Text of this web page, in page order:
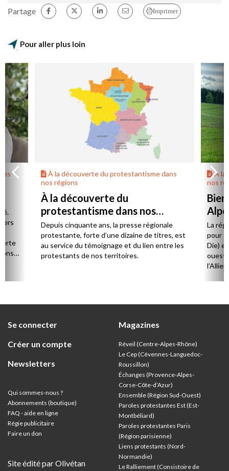
Partage Imprimer
Pour aller plus loin
À la découverte du protestantisme dans
nos régions
À la découverte du
protestantisme dans nos
régions
Depuis cinquante ans, la presse régionale
protestante, forte d’une dizaine de titres, est
au service du témoignage et du lien entre les
protestants de nos territoires.
À la
nos
La
pour
Die)
ouest,
Se connecter
Créer un compte
Newsletters
Qui sommes-nous ?
Abonnements (boutique)
FAQ - aide en ligne
Régie publicitaire
Faire un don
Site édité par Olivétan
Magazines
Réveil (Centre-Alpes-Rhône)
Le Cep (Cévennes-Languedoc-
Roussillon)
Échanges (Provence-Alpes-
Corse-Côte-d’Azur)
Ensemble (Région Sud-Ouest)
Paroles protestantes Est (Est-
Montbéliard)
Paroles protestantes Paris
(Région parisienne)
Liens protestants (Nord-
Normandie)
Le Ralliement (Consistoire de